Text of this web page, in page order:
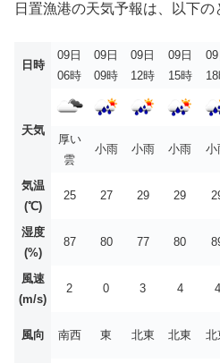
日置漁港の天気予報は、以下の
日時
09日
06時
09日
09時
09日
12時
09日
15時
09
天気
厚い
雲
小雨 小雨 小雨 小
気温
(℃)
25 27 29 29
湿度
(%)
87 80 77 80
風速
(m/s)
2 0 3 4 4
風向 南西 東 北東 北東 北